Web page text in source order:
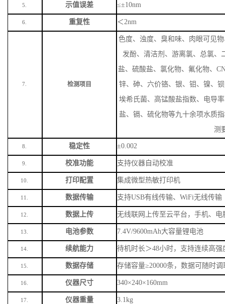
5. 示值误差 ≤±10nm
6. 重复性 ＜2nm
7. 检测项目
色度、浊度、臭和味、肉眼可见物
发酚、清洁剂、游离氯、总氯、
盐、硫酸盐、氯化物、氟化物、
锌、砷、六价铬、银、钼、镍、
埃希氏菌、高锰酸盐指数、电导
盐、镉、硫化物等九十余项水质
测
8. 稳定性 ±0.002
9. 校准功能 支持仪器自动校准
10. 打印配置 集成微型热敏打印机
11. 数据传输 支持USB有线传输、WiFi无线传输
12. 数据上传 无线联网上传至云平台，手机、
13. 电池参数 7.4V/9600mAh大容量锂电池
14. 续航能力 待机时长＞48小时，支持连续高
15. 数据存储 存储容量≥20000条，数据可随时
16. 仪器尺寸 340×240×160mm
17. 仪器重量 3.1kg